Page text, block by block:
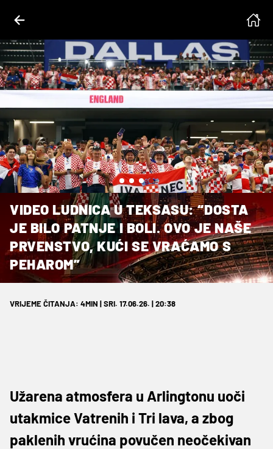
PIXSELL, REUTERS/Hannah Mckay
VIDEO LUDNICA U TEKSASU: “DOSTA
JE BILO PATNJE I BOLI. OVO JE NAŠE
PRVENSTVO, KUĆI SE VRAĆAMO S
PEHAROM”
VRIJEME ČITANJA: 4MIN | SRI. 17.06.26. | 20:38
Užarena atmosfera u Arlingtonu uoči
utakmice Vatrenih i Tri lava, a zbog
paklenih vrućina povučen neočekivan